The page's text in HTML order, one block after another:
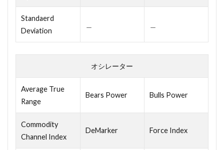
Standaerd
Deviation
オシレーター
Average True
Range
Bears Power Bulls Power
Commodity
Channel Index
DeMarker Force Index